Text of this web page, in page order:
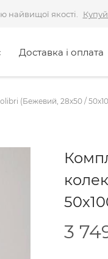
найвищої якості. Купуй
Доставка і оплата
(Бежевий, 28х50 /
3